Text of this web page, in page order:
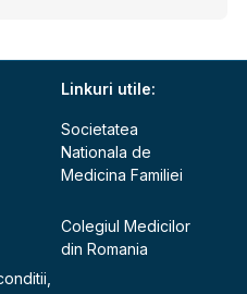
Linkuri utile:
Societatea
Nationala de
Medicina Familiei
Colegiul Medicilor
din Romania